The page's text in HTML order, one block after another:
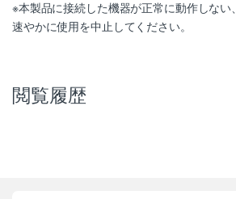
※本製品に接続した機器が正常に動作しない
速やかに使用を中止してください。
閲覧履歴